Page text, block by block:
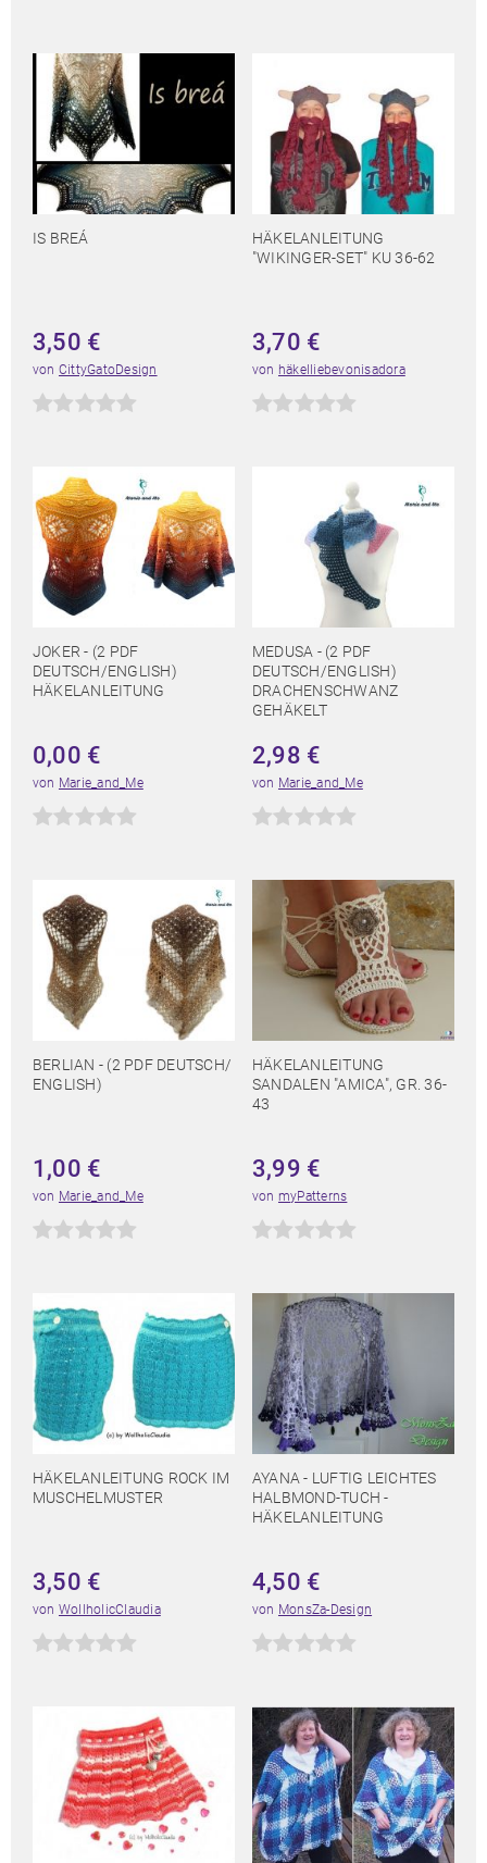
IS BREÁ
3,50 €
von CittyGatoDesign
HÄKELANLEITUNG
"WIKINGER-SET" KU 36-62
3,70 €
von häkelliebevonisadora
JOKER - (2 PDF
DEUTSCH/ENGLISH)
HÄKELANLEITUNG
0,00 €
von Marie_and_Me
MEDUSA - (2 PDF
DEUTSCH/ENGLISH)
DRACHENSCHWANZ
GEHÄKELT
2,98 €
von Marie_and_Me
BERLIAN - (2 PDF DEUTSCH/
ENGLISH)
1,00 €
von Marie_and_Me
HÄKELANLEITUNG
SANDALEN "AMICA", GR. 36-
43
3,99 €
von myPatterns
HÄKELANLEITUNG ROCK IM
MUSCHELMUSTER
3,50 €
von WollholicClaudia
AYANA - LUFTIG LEICHTES
HALBMOND-TUCH -
HÄKELANLEITUNG
4,50 €
von MonsZa-Design